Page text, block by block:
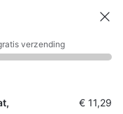
Klantenservice
verzending
€11,29